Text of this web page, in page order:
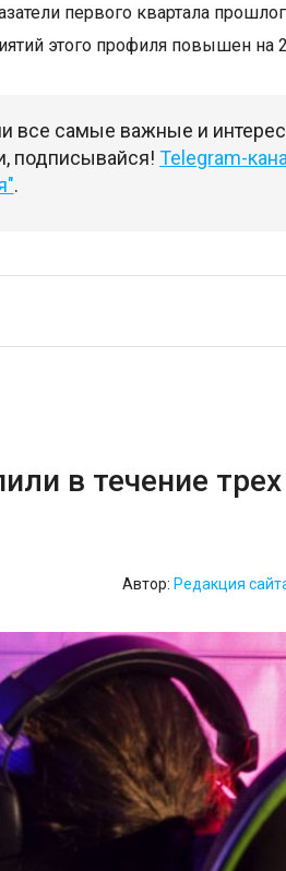
первого квартала
этого профиля повышен на
все самые важные и
подписывайся! Telegram-
.
в течение
Автор: Редакция